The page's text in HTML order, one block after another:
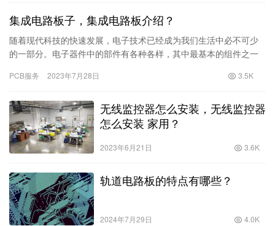
集成电路板子，集成电路板介绍？
随着现代科技的快速发展，电子技术已经成为我们生活中必不可少
的一部分。电子器件中的部件有各种各样，其中最基本的组件之一
路板呢？简单地说，就是一种制造电子器件
PCB服务 2023年7月28日 3.5K
无线监控器怎么安装，无线监控器
怎么安装 家用？
2023年6月21日 3.6K
轨道电路板的特点有哪些？
2024年7月29日 4.0K